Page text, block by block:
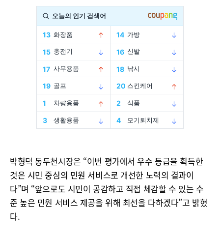
박형덕 동두천시장은 “이번 평가에서 우수 등급을 획득한
것은 시민 중심의 민원 서비스로 개선한 노력의 결과이
다”며 “앞으로도 시민이 공감하고 직접 체감할 수 있는 수
준 높은 민원 서비스 제공을 위해 최선을 다하겠다”고 밝혔
다.